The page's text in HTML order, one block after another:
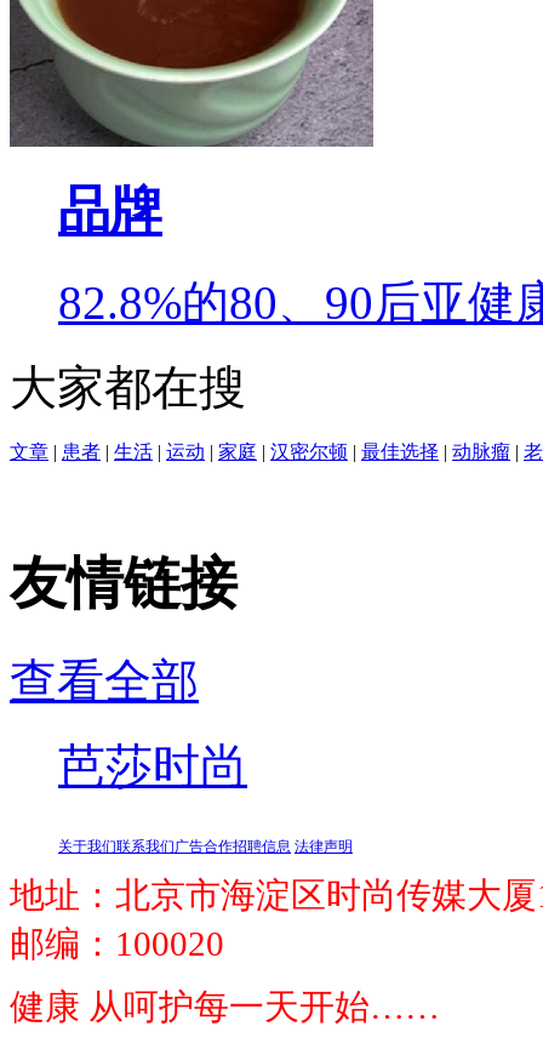
品牌
82.8%的80、90后亚
大家都在搜
文章 | 患者 | 生活 | 运动 | 家庭 | 汉密尔顿 | 最佳选择 | 动脉瘤 |
友情链接
查看全部
芭莎时尚
关于我们联系我们广告合作招聘信息 法律声明
地址：北京市海淀区时尚传媒大厦
邮编：100020
健康 从呵护每一天开始……